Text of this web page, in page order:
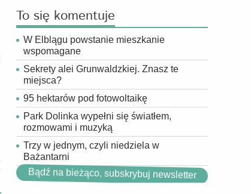
To się komentuje
W Elblągu powstanie mieszkanie
wspomagane
Sekrety alei Grunwaldzkiej. Znasz te
miejsca?
95 hektarów pod fotowoltaikę
Park Dolinka wypełni się światłem,
rozmowami i muzyką
Trzy w jednym, czyli niedziela w
Bażantarni
Bądź na bieżąco, subskrybuj newsletter